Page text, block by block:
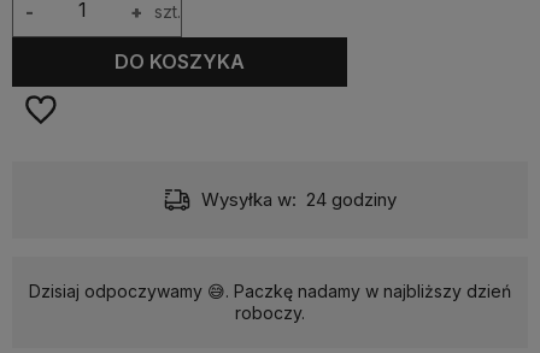
+
- szt.
DO KOSZYKA
Wysyłka w: 24 godziny
Dzisiaj odpoczywamy 😅. Paczkę nadamy w najbliższy dzień
roboczy.